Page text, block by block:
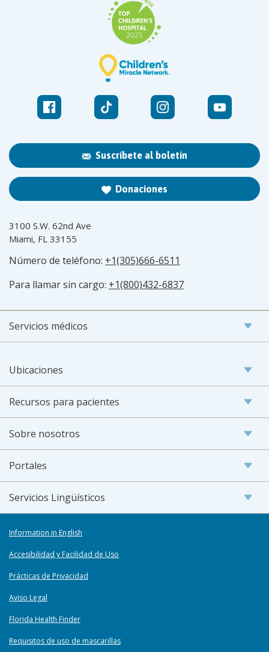
Suscríbete al boletín
Donaciones
3100 S.W. 62nd Ave
Miami, FL 33155
Número de teléfono: +1(305)666-6511
Para llamar sin cargo: +1(800)432-6837
Servicios médicos
Ubicaciones
Recursos para pacientes
Sobre nosotros
Portales
Servicios Lingüísticos
Information in English
Accesibilidad y Facilidad de Uso
Prácticas de Privacidad
Aviso Legal
Florida Health Finder
Requisitos de uso de mascarillas